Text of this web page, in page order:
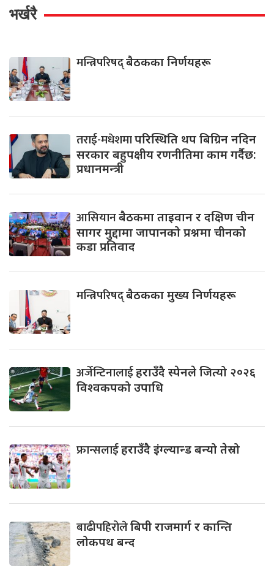
भर्खरै
मन्त्रिपरिषद्बैठकका निर्णयहरू
तराई-मधेशमापरिस्थिति थप बिग्रिन नदिन
सरकार बहुपक्षीय रणनीतिमा काम गर्दैछ:
प्रधानमन्त्री
आसियानबैठकमा ताइवान र दक्षिण चीन
सागर मुद्दामा जापानको प्रश्नमा चीनको
कडा प्रतिवाद
मन्त्रिपरिषद्बैठकका मुख्य निर्णयहरू
अर्जेन्टिनालाईहराउँदै स्पेनले जित्यो २०२६
विश्वकपको उपाधि
फ्रान्सलाईहराउँदै इंग्ल्यान्ड बन्यो तेस्रो
बाढीपहिरोलेबिपी राजमार्ग र कान्ति
लोकपथ बन्द